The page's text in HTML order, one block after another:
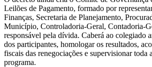
Leilões de Pagamento, formado por
Finanças, Secretaria de Planejamento,
Município, Controladoria-Geral, Contadoria-
responsável pela dívida. Caberá ao colegiado
dos participantes, homologar os resultados,
fiscais das renegociações e supervisionar toda
programa.